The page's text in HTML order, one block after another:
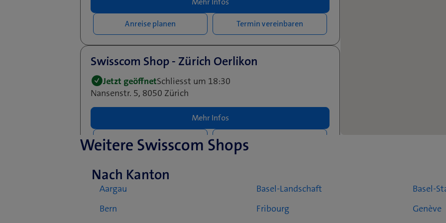
Anreise planen Termin vereinbaren
Swisscom Shop - Zürich Oerlikon
Jetzt geöffnetSchliesst um 18:30
Nansenstr. 5, 8050 Zürich
Mehr Infos
Anreise planen Termin vereinbaren
Swisscom World Partner - Schaefer AG
Limmatstrasse 210, 8005 Zürich
Weitere Swisscom Shops
Nach Kanton
Aargau Basel-Landschaft
Basel-
Bern
Fribourg
Genève